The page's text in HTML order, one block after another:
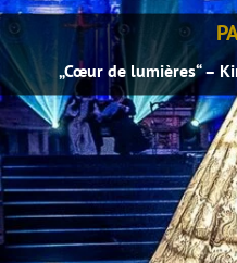
„Cœur de lumières“ –